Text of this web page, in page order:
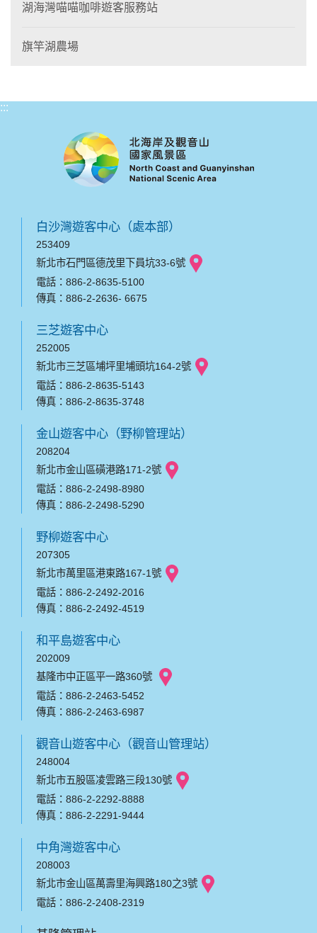
湖海灣喵喵咖啡遊客服務站
旗竿湖農場
:::
白沙灣遊客中心（處本部）
253409
新北市石門區德茂里下員坑33-6號
電話：886-2-8635-5100
傳真：886-2-2636- 6675
三芝遊客中心
252005
新北市三芝區埔坪里埔頭坑164-2號
電話：886-2-8635-5143
傳真：886-2-8635-3748
金山遊客中心（野柳管理站）
208204
新北市金山區磺港路171-2號
電話：886-2-2498-8980
傳真：886-2-2498-5290
野柳遊客中心
207305
新北市萬里區港東路167-1號
電話：886-2-2492-2016
傳真：886-2-2492-4519
和平島遊客中心
202009
基隆市中正區平一路360號
電話：886-2-2463-5452
傳真：886-2-2463-6987
觀音山遊客中心（觀音山管理站）
248004
新北市五股區凌雲路三段130號
電話：886-2-2292-8888
傳真：886-2-2291-9444
中角灣遊客中心
208003
新北市金山區萬壽里海興路180之3號
電話：886-2-2408-2319